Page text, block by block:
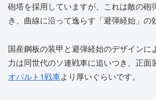
砲塔を採用していますが、これは敵の砲
き、曲線に沿って逸らす「避弾経始」の
国産鋼板の装甲と避弾経始のデザインに
力は同世代のソ連戦車に追いつき、正面
オパルト1戦車より厚いぐらいです。